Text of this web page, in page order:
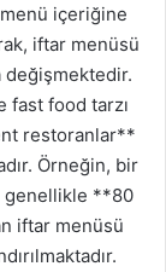
içeriğine
iftar menüsü
değişmektedir.
fast food tarzı
restoranlar**
Örneğin, bir
genellikle **80
iftar menüsü